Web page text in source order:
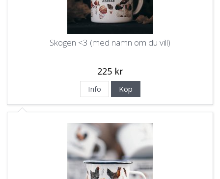
Skogen <3 (med namn om du vill)
225 kr
Info Köp